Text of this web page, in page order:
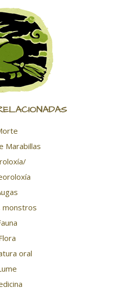
Marabillas
monstros
oral